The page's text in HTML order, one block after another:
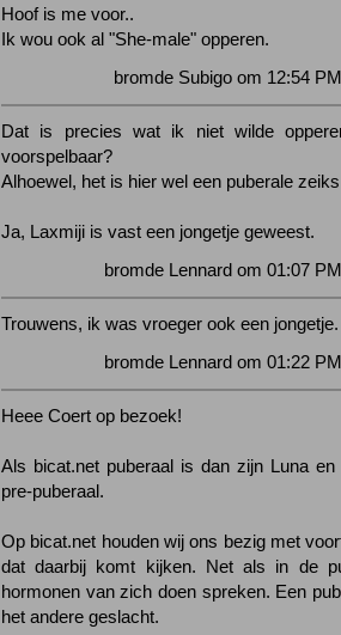
Hoof is me voor..
Ik wou ook al "She-male" opperen.
bromde Subigo om 12:54
Dat is precies wat ik niet wilde
voorspelbaar?
Alhoewel, het is hier wel een puberale
Ja, Laxmiji is vast een jongetje geweest.
bromde Lennard om 01:07
Trouwens, ik was vroeger ook een jongetje.
bromde Lennard om 01:22
Heee Coert op bezoek!
Als bicat.net puberaal is dan zijn Luna
pre-puberaal.
Op bicat.net houden wij ons bezig met
dat daarbij komt kijken. Net als in de
hormonen van zich doen spreken. Een
het andere geslacht.